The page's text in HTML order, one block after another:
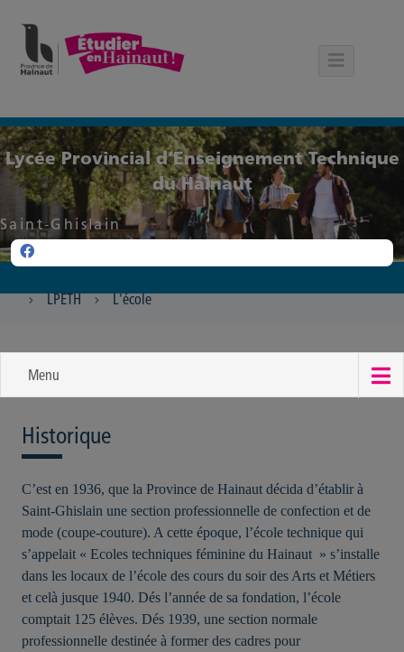
Lycée Provincial d’Enseignement Technique
du Hainaut
Saint-Ghislain
LPETH L'école
Menu
Historique
C’est en 1936, que la Province de Hainaut décida d’établir à
Saint-Ghislain une section professionnelle de confection et de
mode (coupe-couture). A cette époque, l’école technique qui
s’appelait « Ecoles techniques féminine du Hainaut » s’installe
dans les locaux de l’école des cours du soir des Arts et Métiers
et celà jusque 1940. Dés l’année de sa fondation, l’école
comptait 125 élèves. Dés 1939, une section normale
professionnelle destinée à former des cadres pour